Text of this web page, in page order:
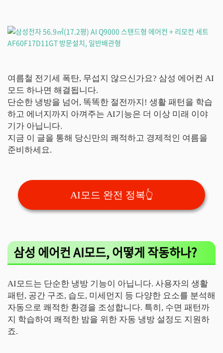
여름철 전기세 폭탄, 무섭지 않으신가요? 삼성 에어컨 AI
모드 하나면 해결됩니다.
단순한 냉방을 넘어, 똑똑한 절전까지! 생활 패턴을 학습
하고 에너지까지 아껴주는 AI기능은 더 이상 미래 이야
기가 아닙니다.
지금 이 글을 통해 당신만의 쾌적하고 경제적인 여름을
준비하세요.
AI모드 완전 정복👆
삼성 에어컨 AI모드, 어떻게 작동하나?
AI모드는 단순한 냉방 기능이 아닙니다. 사용자의 생활
패턴, 공간 구조, 습도, 미세먼지 등 다양한 요소를 분석해
자동으로 쾌적한 환경을 조성합니다. 특히, 수면 패턴까
지 학습하여 쾌적한 밤을 위한 자동 냉방 설정도 지원하
죠.